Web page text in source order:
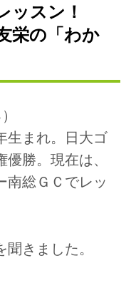
ッスン！
栄の「わか
生まれ。日大ゴ
勝。現在は、
南総ＧＣでレッ
きました。